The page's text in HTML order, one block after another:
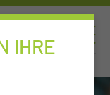
IHRE